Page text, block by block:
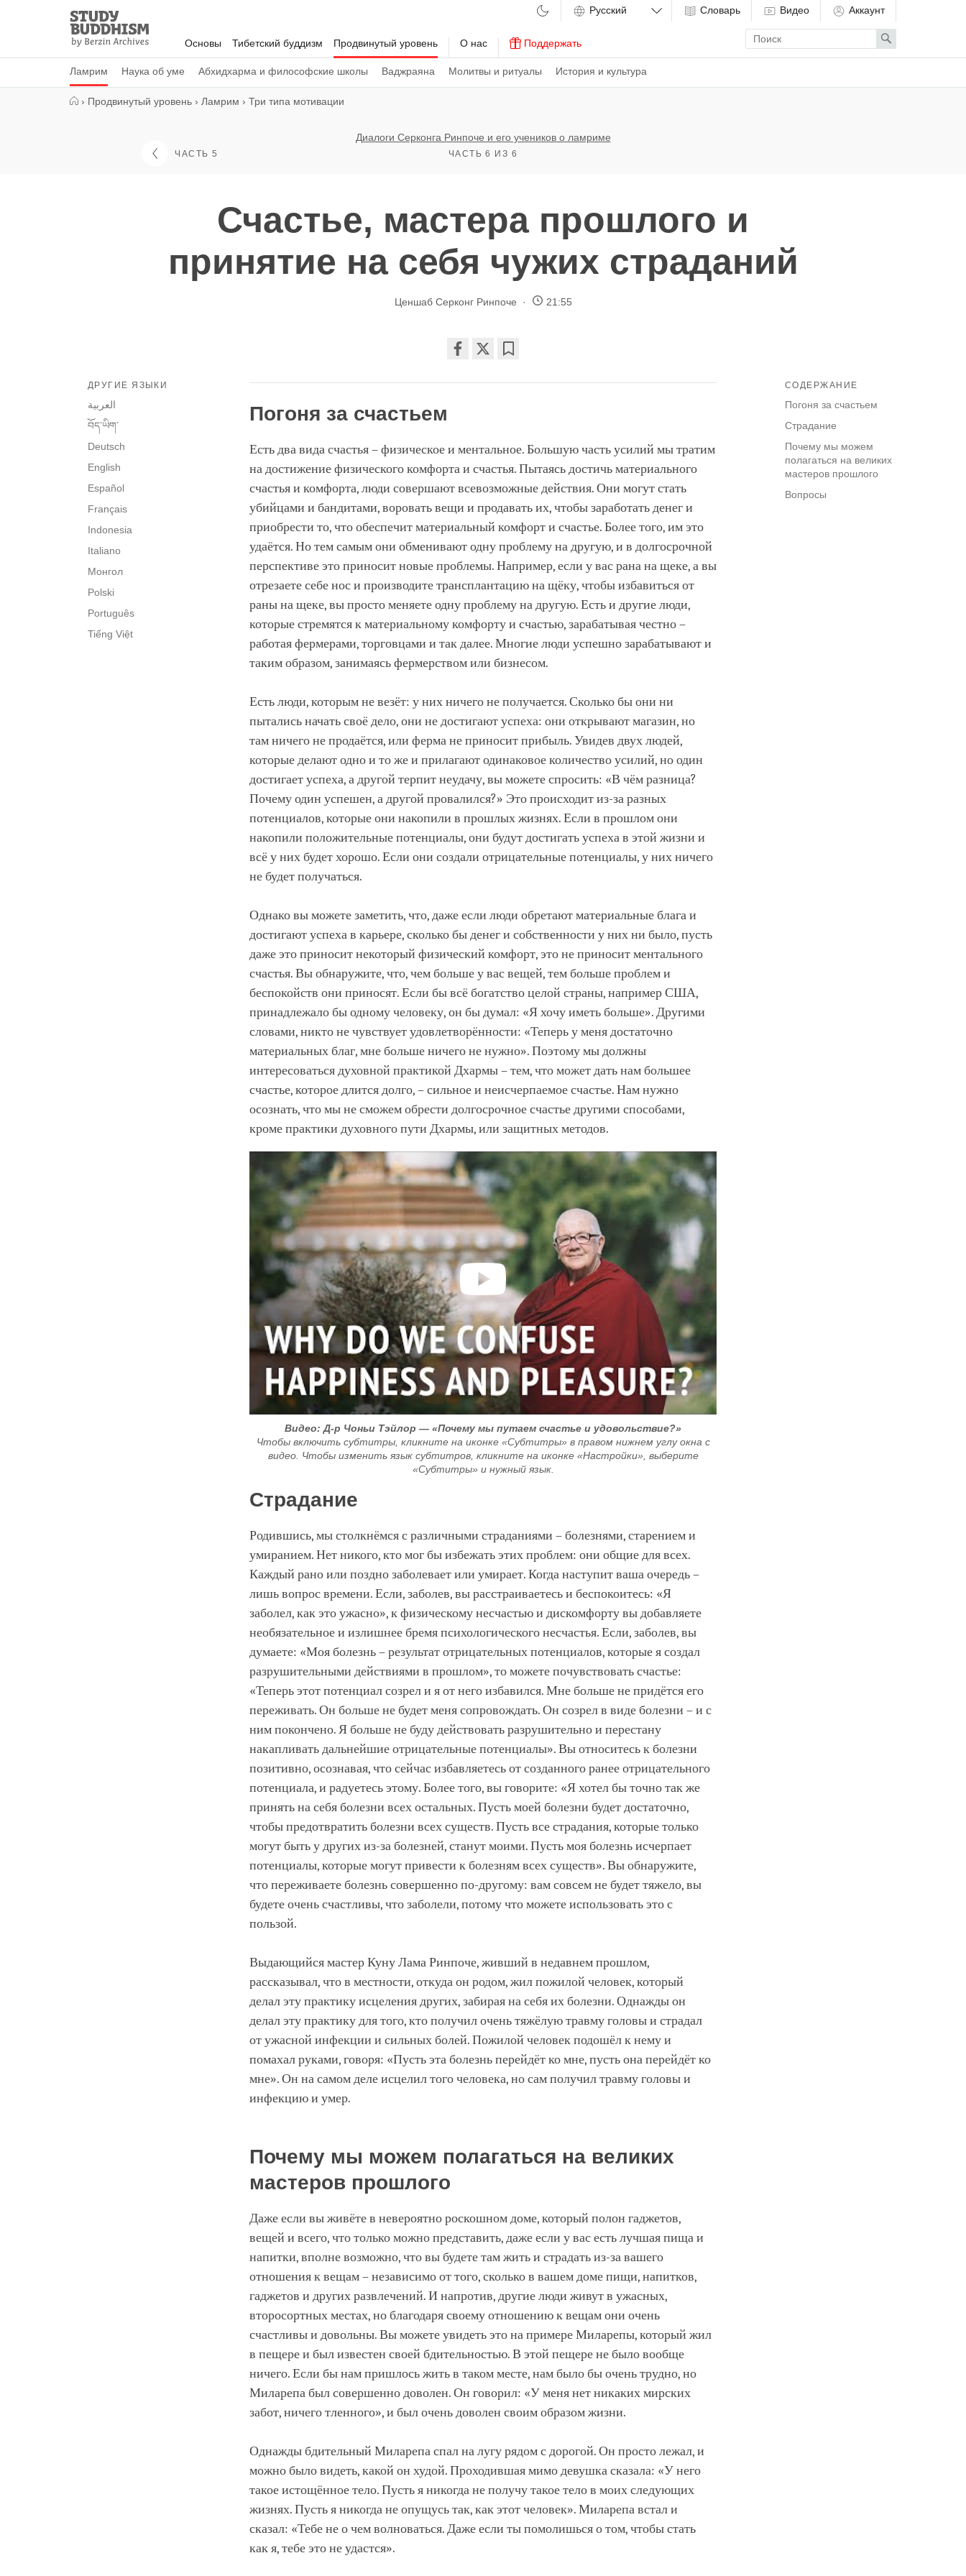
Study
Buddhism
Home
Основы Тибетский буддизм Продвинутый уровень
Ламрим Наука об уме Абхидхарма и философские школы Ваджраяна Молитвы и ритуалы История и культура
О нас Поддержать
Словарь Видео Аккаунт
Enter
search
term
Search
› Продвинутый уровень › Ламрим › Три типа мотивации
ЧАСТЬ 5
Диалоги Серконга Ринпоче и его учеников о ламриме
ЧАСТЬ 6 ИЗ 6
Счастье, мастера прошлого и
принятие на себя чужих страданий
Ценшаб Серконг Ринпоче 21:55
on
СОДЕРЖАНИЕ
Погоня за счастьем
Страдание
Почему мы можем
полагаться на великих
мастеров прошлого
Вопросы
ДРУГИЕ ЯЗЫКИ
العربية
བོད་ཡིག་
Deutsch
English
Español
Français
Indonesia
Italiano
Монгол
Polski
Português
Tiếng Việt
Погоня за счастьем
Есть два вида счастья – физическое и ментальное. Большую часть усилий мы тратим
на достижение физического комфорта и счастья. Пытаясь достичь материального
счастья и комфорта, люди совершают всевозможные действия. Они могут стать
убийцами и бандитами, воровать вещи и продавать их, чтобы заработать денег и
приобрести то, что обеспечит материальный комфорт и счастье. Более того, им это
удаётся. Но тем самым они обменивают одну проблему на другую, и в долгосрочной
перспективе это приносит новые проблемы. Например, если у вас рана на щеке, а вы
отрезаете себе нос и производите трансплантацию на щёку, чтобы избавиться от
раны на щеке, вы просто меняете одну проблему на другую. Есть и другие люди,
которые стремятся к материальному комфорту и счастью, зарабатывая честно –
работая фермерами, торговцами и так далее. Многие люди успешно зарабатывают и
таким образом, занимаясь фермерством или бизнесом.
Есть люди, которым не везёт: у них ничего не получается. Сколько бы они ни
пытались начать своё дело, они не достигают успеха: они открывают магазин, но
там ничего не продаётся, или ферма не приносит прибыль. Увидев двух людей,
которые делают одно и то же и прилагают одинаковое количество усилий, но один
достигает успеха, а другой терпит неудачу, вы можете спросить: «В чём разница?
Почему один успешен, а другой провалился?» Это происходит из-за разных
потенциалов, которые они накопили в прошлых жизнях. Если в прошлом они
накопили положительные потенциалы, они будут достигать успеха в этой жизни и
всё у них будет хорошо. Если они создали отрицательные потенциалы, у них ничего
не будет получаться.
Однако вы можете заметить, что, даже если люди обретают материальные блага и
достигают успеха в карьере, сколько бы денег и собственности у них ни было, пусть
даже это приносит некоторый физический комфорт, это не приносит ментального
счастья. Вы обнаружите, что, чем больше у вас вещей, тем больше проблем и
беспокойств они приносят. Если бы всё богатство целой страны, например США,
принадлежало бы одному человеку, он бы думал: «Я хочу иметь больше». Другими
словами, никто не чувствует удовлетворённости: «Теперь у меня достаточно
материальных благ, мне больше ничего не нужно». Поэтому мы должны
интересоваться духовной практикой Дхармы – тем, что может дать нам большее
счастье, которое длится долго, – сильное и неисчерпаемое счастье. Нам нужно
осознать, что мы не сможем обрести долгосрочное счастье другими способами,
кроме практики духовного пути Дхармы, или защитных методов.
Видео: Д-р Чоньи Тэйлор — «Почему мы путаем счастье и удовольствие?»
Чтобы включить субтитры, кликните на иконке «Субтитры» в правом нижнем углу окна с
видео. Чтобы изменить язык субтитров, кликните на иконке «Настройки», выберите
«Субтитры» и нужный язык.
Страдание
Родившись, мы столкнёмся с различными страданиями – болезнями, старением и
умиранием. Нет никого, кто мог бы избежать этих проблем: они общие для всех.
Каждый рано или поздно заболевает или умирает. Когда наступит ваша очередь –
лишь вопрос времени. Если, заболев, вы расстраиваетесь и беспокоитесь: «Я
заболел, как это ужасно», к физическому несчастью и дискомфорту вы добавляете
необязательное и излишнее бремя психологического несчастья. Если, заболев, вы
думаете: «Моя болезнь – результат отрицательных потенциалов, которые я создал
разрушительными действиями в прошлом», то можете почувствовать счастье:
«Теперь этот потенциал созрел и я от него избавился. Мне больше не придётся его
переживать. Он больше не будет меня сопровождать. Он созрел в виде болезни – и с
ним покончено. Я больше не буду действовать разрушительно и перестану
накапливать дальнейшие отрицательные потенциалы». Вы относитесь к болезни
позитивно, осознавая, что сейчас избавляетесь от созданного ранее отрицательного
потенциала, и радуетесь этому. Более того, вы говорите: «Я хотел бы точно так же
принять на себя болезни всех остальных. Пусть моей болезни будет достаточно,
чтобы предотвратить болезни всех существ. Пусть все страдания, которые только
могут быть у других из-за болезней, станут моими. Пусть моя болезнь исчерпает
потенциалы, которые могут привести к болезням всех существ». Вы обнаружите,
что переживаете болезнь совершенно по-другому: вам совсем не будет тяжело, вы
будете очень счастливы, что заболели, потому что можете использовать это с
пользой.
Выдающийся мастер Куну Лама Ринпоче, живший в недавнем прошлом,
рассказывал, что в местности, откуда он родом, жил пожилой человек, который
делал эту практику исцеления других, забирая на себя их болезни. Однажды он
делал эту практику для того, кто получил очень тяжёлую травму головы и страдал
от ужасной инфекции и сильных болей. Пожилой человек подошёл к нему и
помахал руками, говоря: «Пусть эта болезнь перейдёт ко мне, пусть она перейдёт ко
мне». Он на самом деле исцелил того человека, но сам получил травму головы и
инфекцию и умер.
Почему мы можем полагаться на великих
мастеров прошлого
Даже если вы живёте в невероятно роскошном доме, который полон гаджетов,
вещей и всего, что только можно представить, даже если у вас есть лучшая пища и
напитки, вполне возможно, что вы будете там жить и страдать из-за вашего
отношения к вещам – независимо от того, сколько в вашем доме пищи, напитков,
гаджетов и других развлечений. И напротив, другие люди живут в ужасных,
второсортных местах, но благодаря своему отношению к вещам они очень
счастливы и довольны. Вы можете увидеть это на примере Миларепы, который жил
в пещере и был известен своей бдительностью. В этой пещере не было вообще
ничего. Если бы нам пришлось жить в таком месте, нам было бы очень трудно, но
Миларепа был совершенно доволен. Он говорил: «У меня нет никаких мирских
забот, ничего тленного», и был очень доволен своим образом жизни.
Однажды бдительный Миларепа спал на лугу рядом с дорогой. Он просто лежал, и
можно было видеть, какой он худой. Проходившая мимо девушка сказала: «У него
такое истощённое тело. Пусть я никогда не получу такое тело в моих следующих
жизнях. Пусть я никогда не опущусь так, как этот человек». Миларепа встал и
сказал: «Тебе не о чем волноваться. Даже если ты помолишься о том, чтобы стать
как я, тебе это не удастся».